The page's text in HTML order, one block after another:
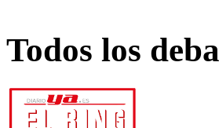
Todos los